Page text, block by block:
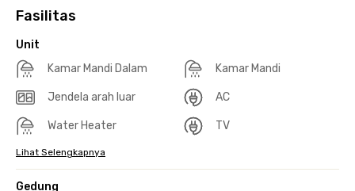
Fasilitas
Unit
Kamar Mandi Dalam
Kamar Mandi
Jendela arah luar AC
Water Heater TV
Lihat Selengkapnya
Gedung